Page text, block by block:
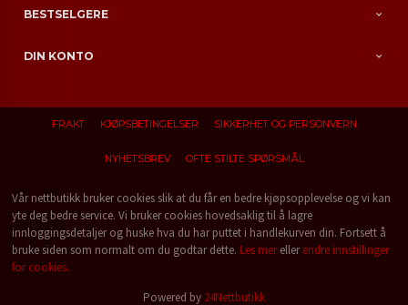
BESTSELGERE
DIN KONTO
FRAKT KJØPSBETINGELSER SIKKERHET OG PERSONVERN
NYHETSBREV OFTE STILTE SPØRSMÅL
Vår nettbutikk bruker cookies slik at du får en bedre kjøpsopplevelse og vi kan
yte deg bedre service. Vi bruker cookies hovedsaklig til å lagre
innloggingsdetaljer og huske hva du har puttet i handlekurven din. Fortsett å
bruke siden som normalt om du godtar dette. Les merellerendre innstillinger
for cookies.
Powered by 24Nettbutikk